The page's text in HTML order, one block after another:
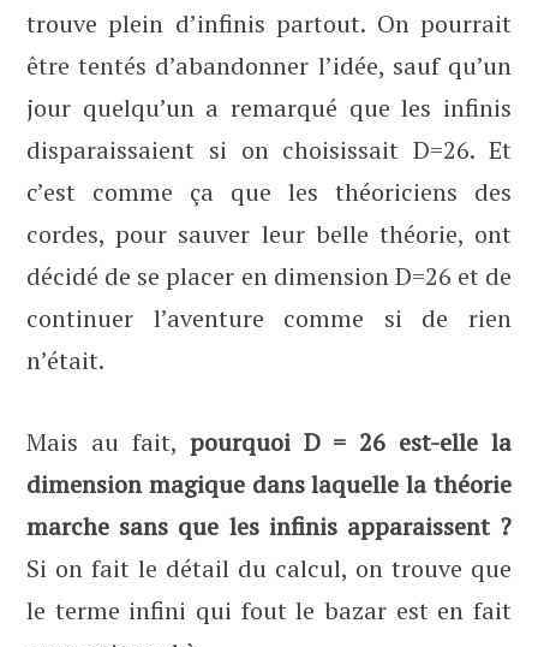
trouve plein d’infinis partout. On pourrait
être tentés d’abandonner l’idée, sauf qu’un
jour quelqu’un a remarqué que les infinis
disparaissaient si on choisissait D=26. Et
c’est comme ça que les théoriciens des
cordes, pour sauver leur belle théorie, ont
décidé de se placer en dimension D=26 et de
continuer l’aventure comme si de rien
n’était.
Mais au fait, pourquoi D = 26 est-elle la
dimension magique dans laquelle la théorie
marche sans que les infinis apparaissent ?
Si on fait le détail du calcul, on trouve que
le terme infini qui fout le bazar est en fait